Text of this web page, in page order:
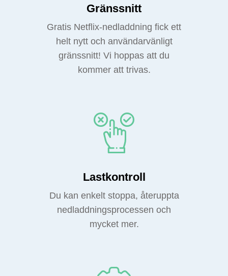
Gränssnitt
Gratis Netflix-nedladdning fick ett
helt nytt och användarvänligt
gränssnitt! Vi hoppas att du
kommer att trivas.
Lastkontroll
Du kan enkelt stoppa, återuppta
nedladdningsprocessen och
mycket mer.